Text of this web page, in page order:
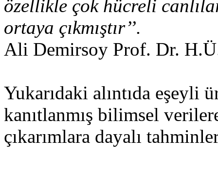
özellikle çok hücreli
ortaya çıkmıştır’’.
Ali Demirsoy Prof. Dr.
Yukarıdaki alıntıda eşeyli
kanıtlanmış bilimsel
çıkarımlara dayalı